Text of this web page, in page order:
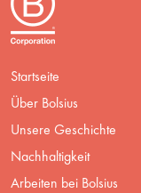
Startseite
Über Bolsius
Unsere Geschichte
Nachhaltigkeit
Arbeiten bei Bolsius